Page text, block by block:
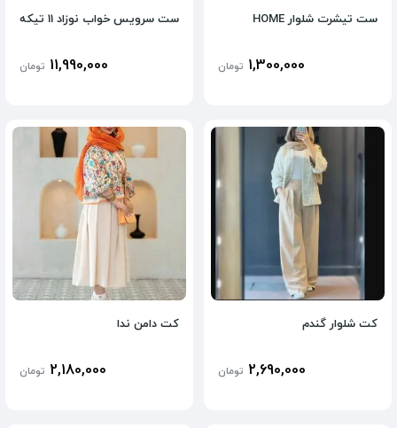
ست تیشرت شلوار HOME
1,300,000 تومان
ست سرویس خواب نوزاد 11 تیکه
11,990,000 تومان
کت شلوار گندم
2,690,000 تومان
کت دامن ندا
2,180,000 تومان